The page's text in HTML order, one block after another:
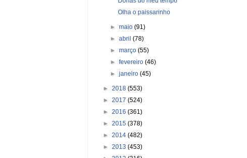
Olha o paissarinho
►maio(91)
►abril(78)
►março(55)
►fevereiro(46)
►janeiro(45)
► 2018 (553)
► 2017 (524)
► 2016 (361)
► 2015 (378)
► 2014 (482)
► 2013 (453)